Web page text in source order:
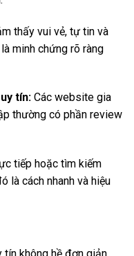
thấy vui vẻ, tự tin và
minh chứng rõ ràng
tín:Các website gia
thường có phần review
tiếp hoặc tìm kiếm
là cách nhanh và hiệu
không hề đơn giản